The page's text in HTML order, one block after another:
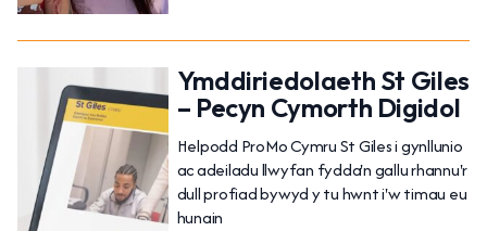
Ymddiriedolaeth St Giles
– Pecyn Cymorth Digidol
Helpodd ProMo Cymru St Giles i gynllunio
ac adeiladu llwyfan fydda'n gallu rhannu'r
dull profiad bywyd y tu hwnt i'w timau eu
hunain